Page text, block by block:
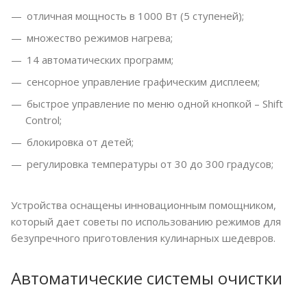
отличная мощность в 1000 Вт (5 ступеней);
множество режимов нагрева;
14 автоматических программ;
сенсорное управление графическим дисплеем;
быстрое управление по меню одной кнопкой – Shift
Control;
блокировка от детей;
регулировка температуры от 30 до 300 градусов;
Устройства оснащены инновационным помощником,
который дает советы по использованию режимов для
безупречного приготовления кулинарных шедевров.
Автоматические системы очистки